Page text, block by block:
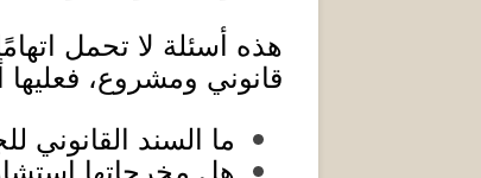
هذه أسئلة لا تحمل
قانوني ومشروع،
ما السند القانوني
هل مخرجاتها